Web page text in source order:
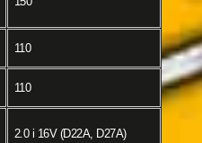
110
110
2.0 i 16V (D22A, D27A)